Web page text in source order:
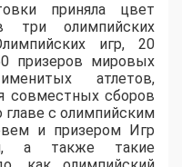
приняла цвет
три олимпийских
игр, 20
призеров мировых
атлетов,
совместных сборов
с олимпийским
и призером Игр
а также такие